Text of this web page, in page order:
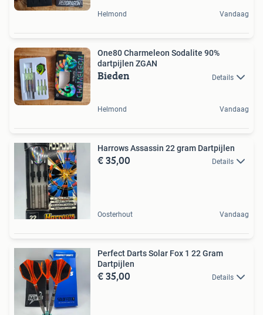
Helmond Vandaag
One80 Charmeleon Sodalite 90%
dartpijlen ZGAN
Bieden Details
Helmond Vandaag
Harrows Assassin 22 gram Dartpijlen
€ 35,00 Details
Oosterhout Vandaag
Perfect Darts Solar Fox 1 22 Gram
Dartpijlen
€ 35,00 Details